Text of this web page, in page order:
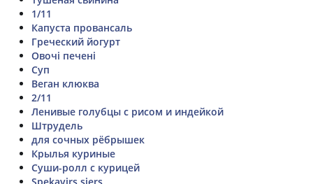
1/11
Капуста провансаль
Греческий йогурт
Овочі печені
Суп
Веган клюква
2/11
Ленивые голубцы с рисом и индейкой
Штрудель
для сочных рёбрышек
Крылья куриные
Суши-ролл с курицей